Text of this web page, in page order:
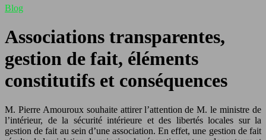
Blog
Associations transparentes,
gestion de fait, éléments
constitutifs et conséquences
M. Pierre Amouroux souhaite attirer l’attention de M. le ministre de
l’intérieur, de la sécurité intérieure et des libertés locales sur la
gestion de fait au sein d’une association. En effet, une gestion de fait